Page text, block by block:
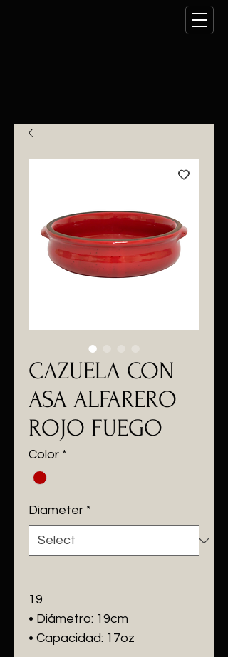
CAZUELA CON
ASA ALFARERO
ROJO FUEGO
Color *
Diameter *
19
• Diámetro: 19cm
• Capacidad: 17oz